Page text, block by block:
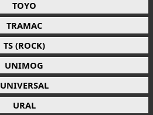
TOYO
TRAMAC
TS (ROCK)
UNIMOG
UNIVERSAL
URAL